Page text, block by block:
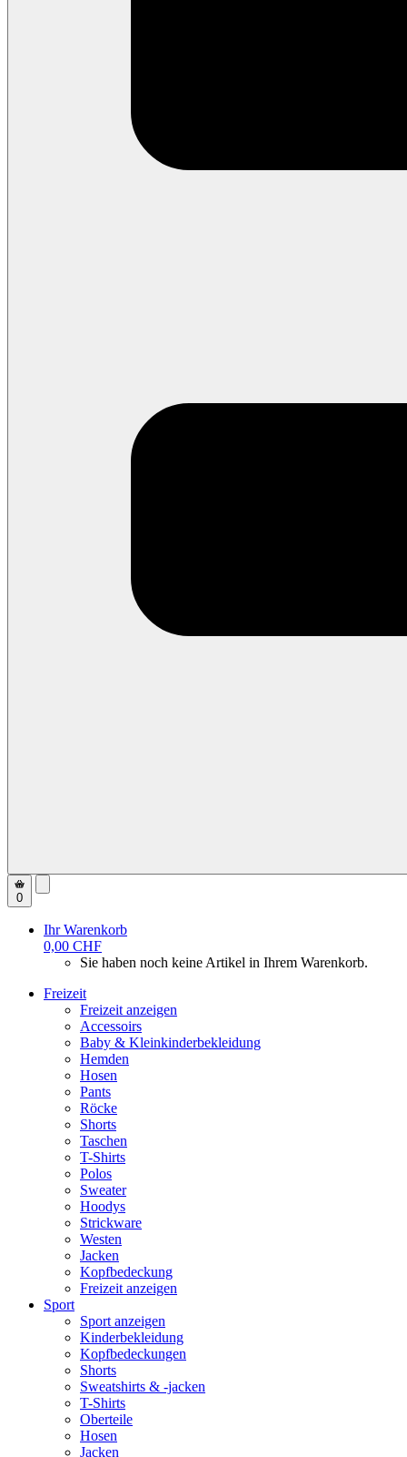
0
Ihr Warenkorb
0,00 CHF
Sie haben noch keine Artikel in Ihrem Warenkorb.
Freizeit
Freizeit anzeigen
Accessoirs
Baby & Kleinkinderbekleidung
Hemden
Hosen
Pants
Röcke
Shorts
Taschen
T-Shirts
Polos
Sweater
Hoodys
Strickware
Westen
Jacken
Kopfbedeckung
Freizeit anzeigen
Sport
Sport anzeigen
Kinderbekleidung
Kopfbedeckungen
Shorts
Sweatshirts & -jacken
T-Shirts
Oberteile
Hosen
Jacken